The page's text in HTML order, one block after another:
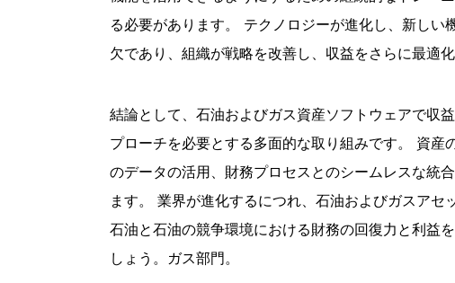
る必要があります。 テクノロジーが進化し、新し
欠であり、組織が戦略を改善し、収益をさらに最適
結論として、石油およびガス資産ソフトウェアで収
プローチを必要とする多面的な取り組みです。 資
のデータの活用、財務プロセスとのシームレスな統
ます。 業界が進化するにつれ、石油およびガスアセ
石油と石油の競争環境における財務の回復力と利益
しょう。ガス部門。